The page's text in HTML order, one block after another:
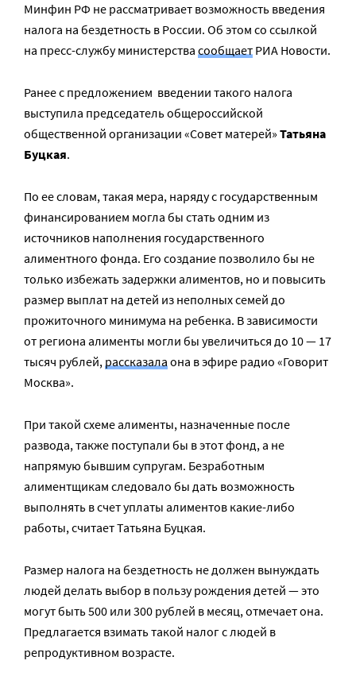
Минфин РФ не рассматривает возможность введения
налога на бездетность в России. Об этом со ссылкой
на пресс-службу министерства сообщает РИА Новости.
Ранее с предложением введении такого налога
выступила председатель общероссийской
общественной организации «Совет матерей» Татьяна
Буцкая.
По ее словам, такая мера, наряду с государственным
финансированием могла бы стать одним из
источников наполнения государственного
алиментного фонда. Его создание позволило бы не
только избежать задержки алиментов, но и повысить
размер выплат на детей из неполных семей до
прожиточного минимума на ребенка. В зависимости
от региона алименты могли бы увеличиться до 10 — 17
тысяч рублей,рассказалаона в эфире радио «Говорит
Москва».
При такой схеме алименты, назначенные после
развода, также поступали бы в этот фонд, а не
напрямую бывшим супругам. Безработным
алиментщикам следовало бы дать возможность
выполнять в счет уплаты алиментов какие-либо
работы, считает Татьяна Буцкая.
Размер налога на бездетность не должен вынуждать
людей делать выбор в пользу рождения детей — это
могут быть 500 или 300 рублей в месяц, отмечает она.
Предлагается взимать такой налог с людей в
репродуктивном возрасте.